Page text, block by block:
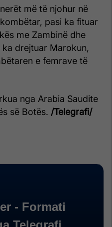
më të njohur në
pasi ka fituar
me Zambinë dhe
ka drejtuar Marokun,
e femrave të
nga Arabia Saudite
së Botës. /Telegrafi/